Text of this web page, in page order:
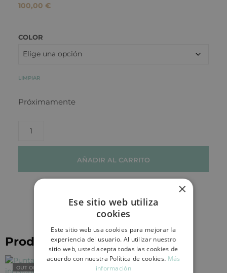
100,00 €
COLOR
LIMPIAR
Próximamente
AÑADIR AL CARRITO
Productos relacionados
OUT OF STOCK OUT OF STOCK
×
Ese sitio web utiliza
cookies
Este sitio web usa cookies para mejorar la
experiencia del usuario. Al utilizar nuestro
sitio web, usted acepta todas las cookies de
acuerdo con nuestra Política de cookies. Más
información